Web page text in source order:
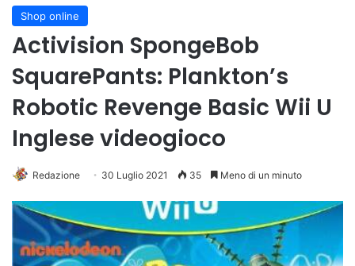
Shop online
Activision SpongeBob
SquarePants: Plankton’s
Robotic Revenge Basic Wii U
Inglese videogioco
Redazione 30 Luglio 2021 35 Meno di un minuto